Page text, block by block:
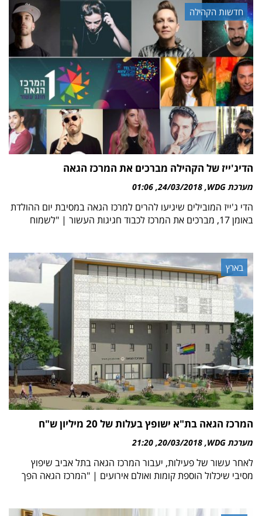
חדשות הקהילה
הדיג'ייז של הקהילה מברכים את המרכז הגאה
מערכת WDG 24/03/2018
01:06
הדי ג'ייז המובילים שיגיעו להרים למרכז הגאה במסיבת יום ההולדת
באומן 17, מברכים את המרכז לכבוד חגיגות העשור | "לשמוח
בארץ
המרכז הגאה בת"א ישופץ בעלות של 20 מיליון ש"ח
מערכת WDG 20/03/2018
21:20
לאחר עשור של פעילות, יעבור המרכז הגאה בתל אביב שיפוץ
מסיבי שיכלול הוספת קומות ואולם אירועים | "המרכז הגאה הפך